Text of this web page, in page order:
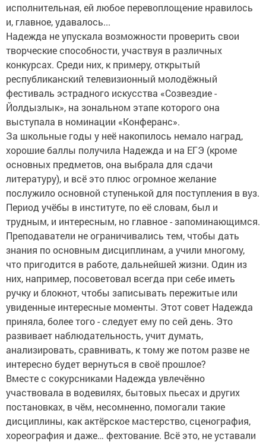
исполнительная, ей любое перевоплощение нравилось
и, главное, удавалось...
Надежда не упускала возможности проверить свои
творческие способности, участвуя в различных
конкурсах. Среди них, к примеру, открытый
республиканский телевизионный молодёжный
фестиваль эстрадного искусства «Созвездие -
Йолдызлык», на зональном этапе которого она
выступала в номинации «Конферанс».
За школьные годы у неё накопилось немало наград,
хорошие баллы получила Надежда и на ЕГЭ (кроме
основных предметов, она выбрала для сдачи
литературу), и всё это плюс огромное желание
послужило основной ступенькой для поступления в вуз.
Период учёбы в институте, по её словам, был и
трудным, и интересным, но главное - запоминающимся.
Преподаватели не ограничивались тем, чтобы дать
знания по основным дисциплинам, а учили многому,
что пригодится в работе, дальнейшей жизни. Один из
них, например, посоветовал всегда при себе иметь
ручку и блокнот, чтобы записывать пережитые или
увиденные интересные моменты. Этот совет Надежда
приняла, более того - следует ему по сей день. Это
развивает наблюдательность, учит думать,
анализировать, сравнивать, к тому же потом разве не
интересно будет вернуться в своё прошлое?
Вместе с сокурсниками Надежда увлечённо
участвовала в водевилях, бытовых пьесах и других
постановках, в чём, несомненно, помогали такие
дисциплины, как актёрское мастерство, сценография,
хореография и даже… фехтование. Всё это, не уставали